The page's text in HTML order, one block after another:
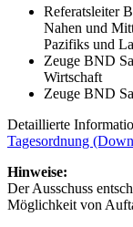
Referatsleiter
Nahen und
Pazifiks und
Zeuge BND
Wirtschaft
Zeuge BND
Detaillierte
Tagesordnung
Hinweise:
Der Ausschuss
Möglichkeit von